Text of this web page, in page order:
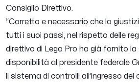
Consiglio Direttivo.
“Corretto e necessario che la
tutti i suoi passi, nel rispetto delle
direttivo di Lega Pro ha già fornito
disponibilità al presidente federale
il sistema di controlli all’ingresso dei